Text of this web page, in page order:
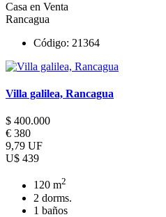
Casa en Venta
Rancagua
Código: 21364
Villa galilea, Rancagua
$ 400.000
€ 380
9,79 UF
U$ 439
120 m2
2 dorms.
1 baños